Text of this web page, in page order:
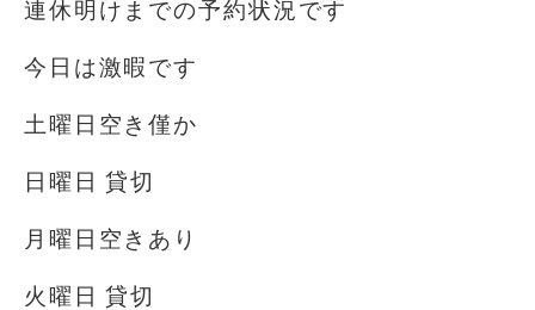
連休明けまでの予約状況です
今日は激暇です️
土曜日空き僅か
日曜日 貸切
月曜日空きあり
火曜日 貸切